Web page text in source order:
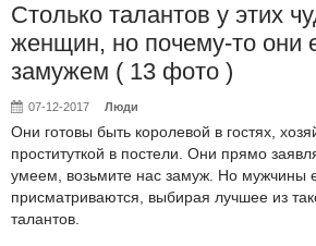
Столько талантов у этих
женщин, но почему-то они
замужем ( 13 фото )
07-12-2017 Люди
Они готовы быть королевой в гостях,
проституткой в постели. Они прямо
умеем, возьмите нас замуж. Но мужчины
присматриваются, выбирая лучшее из
талантов.